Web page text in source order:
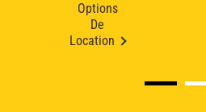
Options
De
Location